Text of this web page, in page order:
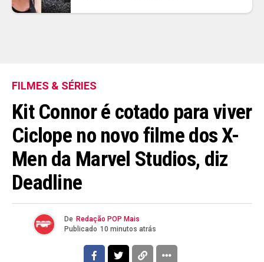
FILMES & SÉRIES
Kit Connor é cotado para viver
Ciclope no novo filme dos X-
Men da Marvel Studios, diz
Deadline
De Redação POP Mais
Publicado 10 minutos atrás